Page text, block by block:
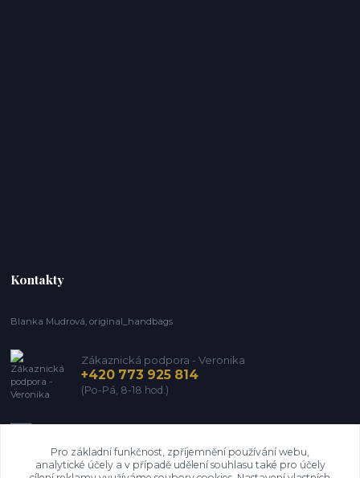
Kontakty
Blanka Mudrová, original_handbags
Zákaznická podpora - Veronika
+420 773 925 814
(Po-Pá, 8-18 hod.)
Pro základní funkčnost, zpříjemnění používání webu,
analytické účely a v případě udělení souhlasu také pro účely